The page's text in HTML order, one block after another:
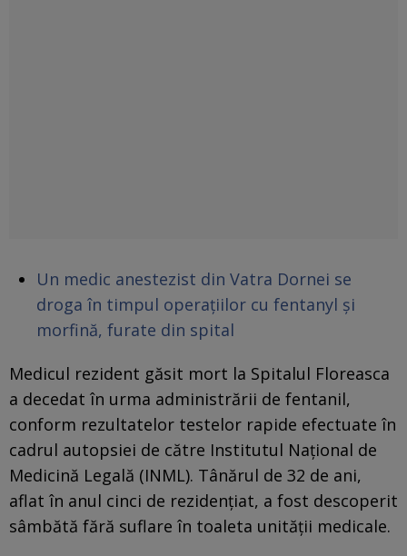
Un medic anestezist din Vatra Dornei se
droga în timpul operațiilor cu fentanyl și
morfină, furate din spital
Medicul rezident găsit mort la Spitalul Floreasca
a decedat în urma administrării de fentanil,
conform rezultatelor testelor rapide efectuate în
cadrul autopsiei de către Institutul Național de
Medicină Legală (INML). Tânărul de 32 de ani,
aflat în anul cinci de rezidențiat, a fost descoperit
sâmbătă fără suflare în toaleta unității medicale.